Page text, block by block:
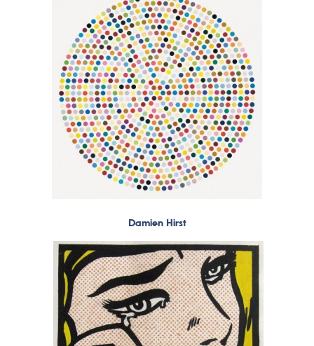
Damien Hirst